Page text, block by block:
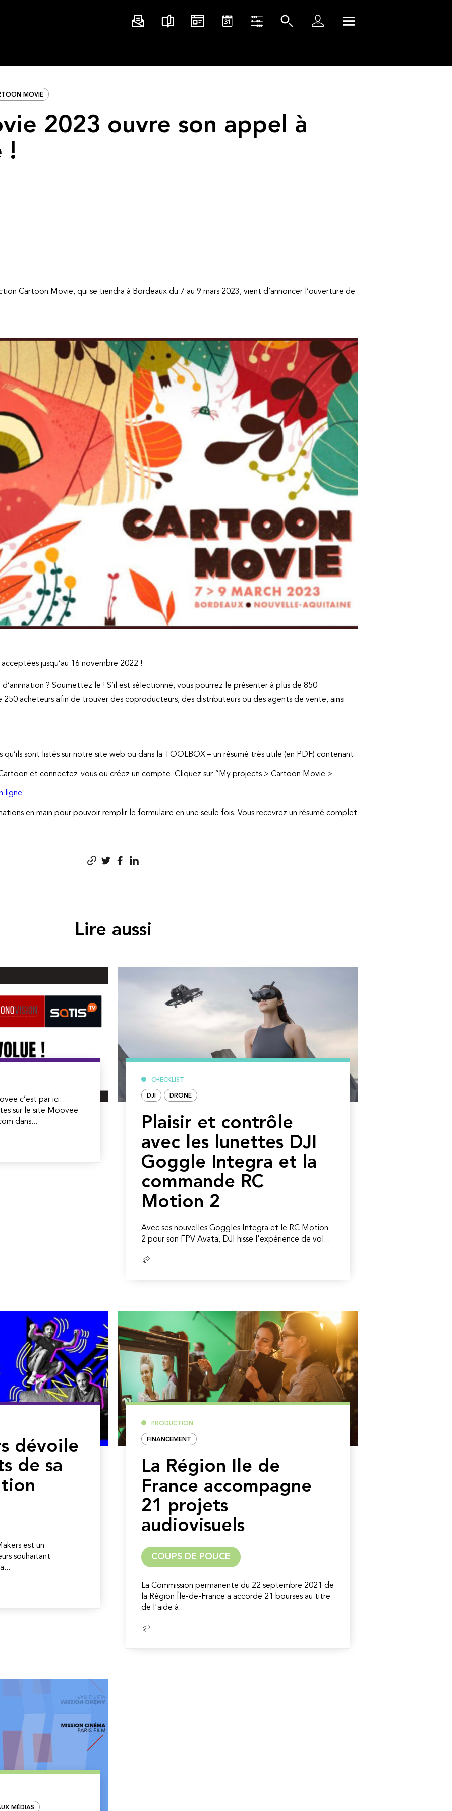
MOVIE
2023 ouvre son appel à
!
Cartoon Movie, qui se tiendra à Bordeaux du 7 au 9 mars 2023, vient d’annoncer l’ouverture de
jusqu’au 16 novembre 2022 !
? Soumettez le ! S’il est sélectionné, vous pourrez le présenter à plus de 850
acheteurs afin de trouver des coproducteurs, des distributeurs ou des agents de vente, ainsi
qu’ils sont listés sur notre site web ou dans la TOOLBOX – un résumé très utile (en PDF) contenant
et connectez-vous ou créez un compte. Cliquez sur “My projects > Cartoon Movie >
ligne
en main pour pouvoir remplir le formulaire en une seule fois. Vous recevrez un résumé complet
Lire aussi
c’est par ici…
sur le site Moovee
dans...
CHECKLIST
DJI DRONE
Plaisir et contrôle
avec les lunettes DJI
Goggle Integra et la
commande RC
Motion 2
Avec ses nouvelles Goggles Integra et le RC Motion
2 pour son FPV Avata, DJI hisse l'expérience de vol...
Lire
dévoile
de sa
est un
souhaitant
PRODUCTION
FINANCEMENT
La Région Ile de
France accompagne
21 projets
audiovisuels
COUPS DE POUCE
La Commission permanente du 22 septembre 2021 de
la Région Île-de-France a accordé 21 bourses au titre
de l'aide à...
Lire
MÉDIAS